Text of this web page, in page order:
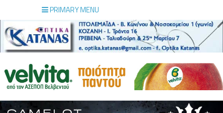
PRIMARY MENU